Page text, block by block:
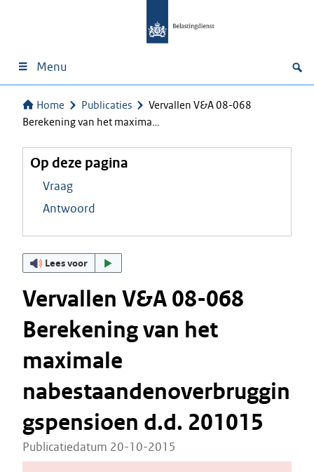
Menu
Home Publicaties
Vervallen V&A 08-068
Berekening van het maxima…
Op deze pagina
Vraag
Antwoord
Lees voor
Vervallen V&A 08-068
Berekening van het
maximale
nabestaandenoverbruggin
gspensioen d.d. 201015
Publicatiedatum 20-10-2015